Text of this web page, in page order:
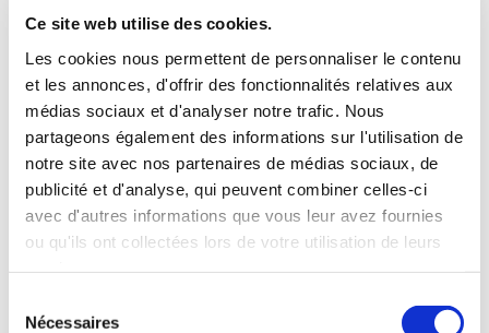
Ce site web utilise des cookies.
Les cookies nous permettent de personnaliser le contenu
et les annonces, d'offrir des fonctionnalités relatives aux
médias sociaux et d'analyser notre trafic. Nous
partageons également des informations sur l'utilisation de
notre site avec nos partenaires de médias sociaux, de
publicité et d'analyse, qui peuvent combiner celles-ci
avec d'autres informations que vous leur avez fournies
ou qu'ils ont collectées lors de votre utilisation de leurs
Nécessaires
INCLUS À LA LOCATION
Killométrage illimité
Assurance tous risques (hors franchise)
Carburant : plein à rendre plein
CONDITIONS DE LOCATION
Age minimum :20 ans
Années de permis :2 ans
ASSURANCE